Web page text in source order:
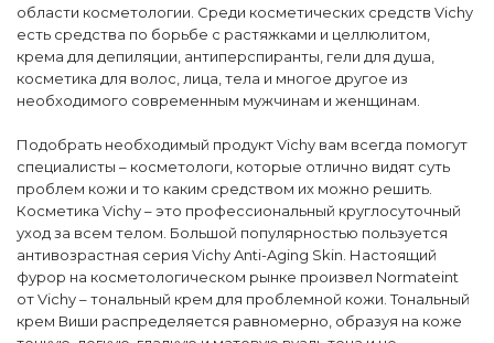
области косметологии. Среди косметических средств Vichy
есть средства по борьбе с растяжками и целлюлитом,
крема для депиляции, антиперспиранты, гели для душа,
косметика для волос, лица, тела и многое другое из
необходимого современным мужчинам и женщинам.
Подобрать необходимый продукт Vichy вам всегда помогут
специалисты – косметологи, которые отлично видят суть
проблем кожи и то каким средством их можно решить.
Косметика Vichy – это профессиональный круглосуточный
уход за всем телом. Большой популярностью пользуется
антивозрастная серия Vichy Anti-Aging Skin. Настоящий
фурор на косметологическом рынке произвел Normateint
от Vichy – тональный крем для проблемной кожи. Тональный
крем Виши распределяется равномерно, образуя на коже